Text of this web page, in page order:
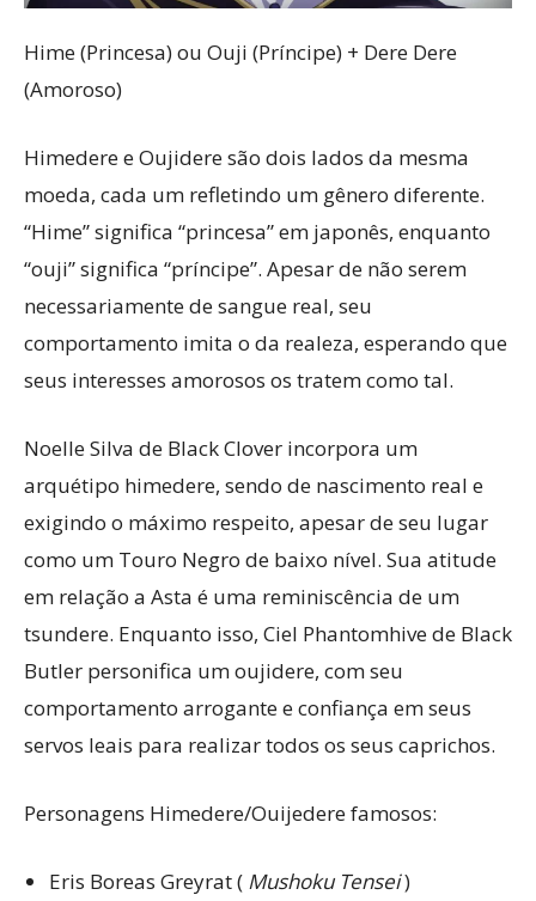
Hime (Princesa) ou Ouji (Príncipe) + Dere Dere
(Amoroso)
Himedere e Oujidere são dois lados da mesma
moeda, cada um refletindo um gênero diferente.
“Hime” significa “princesa” em japonês, enquanto
“ouji” significa “príncipe”. Apesar de não serem
necessariamente de sangue real, seu
comportamento imita o da realeza, esperando que
seus interesses amorosos os tratem como tal.
Noelle Silva de Black Clover incorpora um
arquétipo himedere, sendo de nascimento real e
exigindo o máximo respeito, apesar de seu lugar
como um Touro Negro de baixo nível. Sua atitude
em relação a Asta é uma reminiscência de um
tsundere. Enquanto isso, Ciel Phantomhive de Black
Butler personifica um oujidere, com seu
comportamento arrogante e confiança em seus
servos leais para realizar todos os seus caprichos.
Personagens Himedere/Ouijedere famosos:
Eris Boreas Greyrat ( Mushoku Tensei)